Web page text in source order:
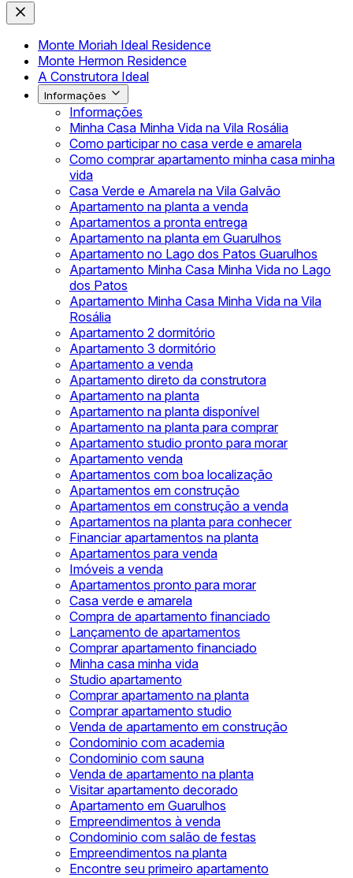
Monte Moriah Ideal Residence
Monte Hermon Residence
A Construtora Ideal
Informações
Informações
Minha Casa Minha Vida na Vila Rosália
Como participar no casa verde e amarela
Como comprar apartamento minha casa minha
vida
Casa Verde e Amarela na Vila Galvão
Apartamento na planta a venda
Apartamentos a pronta entrega
Apartamento na planta em Guarulhos
Apartamento no Lago dos Patos Guarulhos
Apartamento Minha Casa Minha Vida no Lago
dos Patos
Apartamento Minha Casa Minha Vida na Vila
Rosália
Apartamento 2 dormitório
Apartamento 3 dormitório
Apartamento a venda
Apartamento direto da construtora
Apartamento na planta
Apartamento na planta disponível
Apartamento na planta para comprar
Apartamento studio pronto para morar
Apartamento venda
Apartamentos com boa localização
Apartamentos em construção
Apartamentos em construção a venda
Apartamentos na planta para conhecer
Financiar apartamentos na planta
Apartamentos para venda
Imóveis a venda
Apartamentos pronto para morar
Casa verde e amarela
Compra de apartamento financiado
Lançamento de apartamentos
Comprar apartamento financiado
Minha casa minha vida
Studio apartamento
Comprar apartamento na planta
Comprar apartamento studio
Venda de apartamento em construção
Condominio com academia
Condominio com sauna
Venda de apartamento na planta
Visitar apartamento decorado
Apartamento em Guarulhos
Empreendimentos à venda
Condominio com salão de festas
Empreendimentos na planta
Encontre seu primeiro apartamento